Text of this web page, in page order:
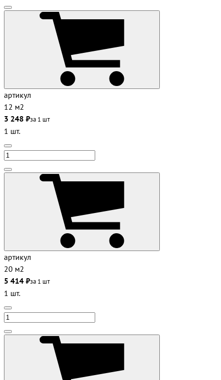
артикул
12 м2
3 248 ₽за 1 шт
1 шт.
артикул
20 м2
5 414 ₽за 1 шт
1 шт.